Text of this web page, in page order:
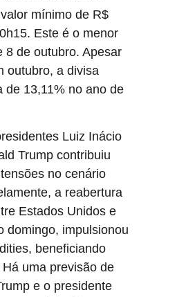
mínimo de R$
Este é o menor
8 de outubro. Apesar
outubro, a divisa
de 13,11% no ano de
Luiz Inácio
Trump contribuiu
no cenário
a reabertura
Estados Unidos e
domingo, impulsionou
beneficiando
uma previsão de
e o presidente